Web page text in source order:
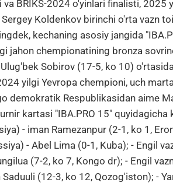
BRIKS-2024 o'yinlari finalisti, 2025
Koldenkov birinchi o'rta vazn
kechaning asosiy jangida
jahon chempionatining bronza
Sobirov (17-5, ko 10)
yilgi Yevropa chempioni, uch
demokratik Respublikasidan aime
kartasi "IBA.PRO 15" quyidagicha
- iman Ramezanpur (2-1, ko 1,
- Abel Lima (0-1, Kuba); - Engil
(7-2, ko 7, Kongo dr); - Engil
Saduuli (12-3, ko 12, Qozog'iston); -